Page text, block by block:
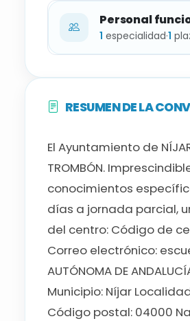
Personal
1 especialidad·1
Trombón
RESUMEN DE LA
El Ayuntamiento de
TROMBÓN.
conocimientos
días a jornada parcial,
del centro: Código de
Correo electrónico:
AUTÓNOMA DE
Municipio: Níjar
Código postal: 04000